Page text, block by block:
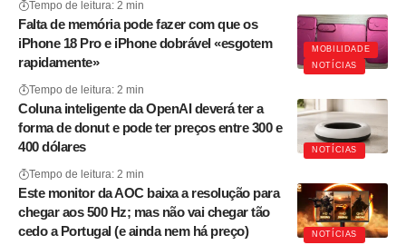
Tempo de leitura: 2 min
MOBILIDADE
NOTÍCIAS
Falta de memória pode fazer com que os
iPhone 18 Pro e iPhone dobrável «esgotem
rapidamente»
Tempo de leitura: 2 min
NOTÍCIAS
Coluna inteligente da OpenAI deverá ter a
forma de donut e pode ter preços entre 300 e
400 dólares
Tempo de leitura: 2 min
NOTÍCIAS
Este monitor da AOC baixa a resolução para
chegar aos 500 Hz; mas não vai chegar tão
cedo a Portugal (e ainda nem há preço)